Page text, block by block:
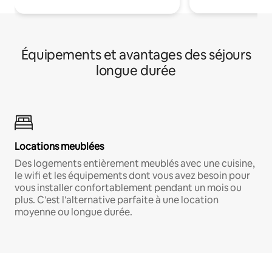
Équipements et avantages des séjours
longue durée
Locations meublées
Des logements entièrement meublés avec une cuisine,
le wifi et les équipements dont vous avez besoin pour
vous installer confortablement pendant un mois ou
plus. C'est l'alternative parfaite à une location
moyenne ou longue durée.